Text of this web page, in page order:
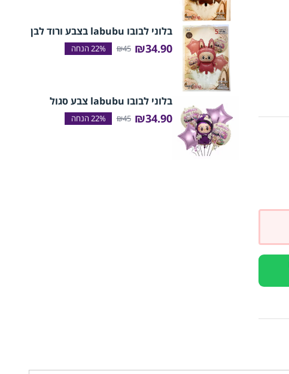
בלוני לבובו labubu בצבע ורוד לבן
₪34.90
₪45
בלוני לבובו labubu צבע סגול
₪34.90
₪45